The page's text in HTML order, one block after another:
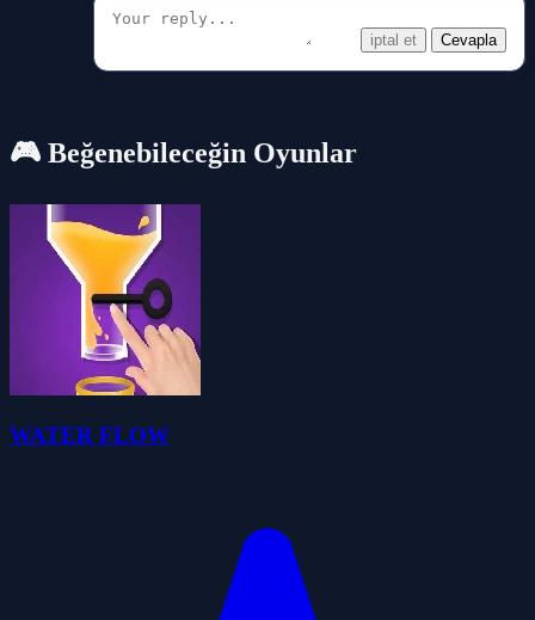
iptal et Cevapla
🎮 Beğenebileceğin Oyunlar
WATER FLOW